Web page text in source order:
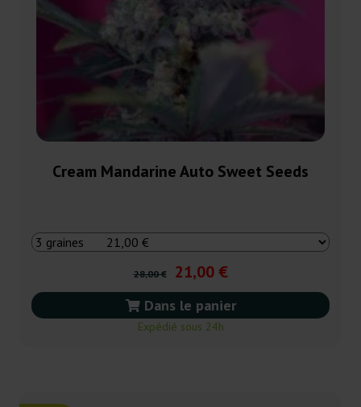
Cream Mandarine Auto Sweet Seeds
28,00 € 21,00 €
Dans le panier
Expédié sous 24h